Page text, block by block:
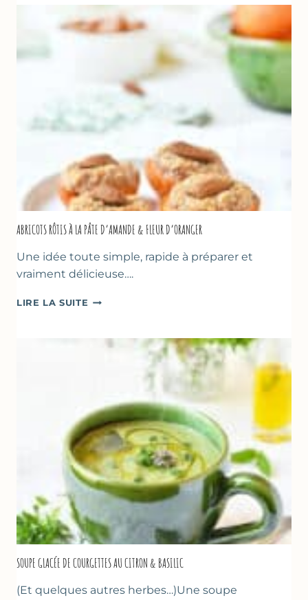
COURGETTE,
HUILE
D’OLIVE
ABRICOTS RÔTIS À LA PÂTE D’AMANDE & FLEUR D’ORANGER
Une idée toute simple, rapide à préparer et
vraiment délicieuse….
LIRE LA SUITE ABRICOTS
D’ORANGER
SOUPE GLACÉE DE COURGETTES AU CITRON & BASILIC
(Et quelques autres herbes…)Une soupe